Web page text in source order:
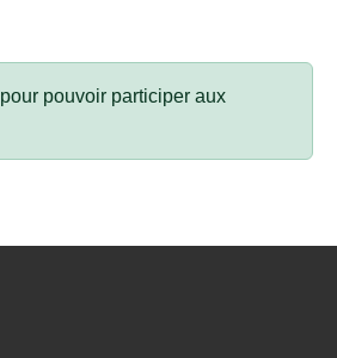
pour pouvoir participer aux